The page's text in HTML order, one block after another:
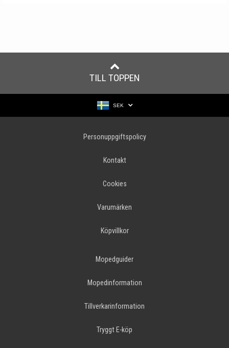
TILL TOPPEN
SEK
Personuppgiftspolicy
Kontakt
Cookies
Varumärken
Köpvillkor
Mopedguider
Mopedinformation
Tillverkarinformation
Tryggt E-köp